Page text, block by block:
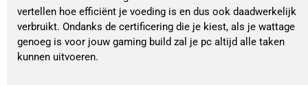
vertellen hoe efficiënt je voeding is en dus ook daadwerkelijk
verbruikt. Ondanks de certificering die je kiest, als je wattage
genoeg is voor jouw gaming build zal je pc altijd alle taken
kunnen uitvoeren.